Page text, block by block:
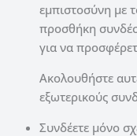
εμπιστοσύνη με
προσθήκη
για να
Ακολουθήστε
εξωτερικούς
Συνδέετε μόνο